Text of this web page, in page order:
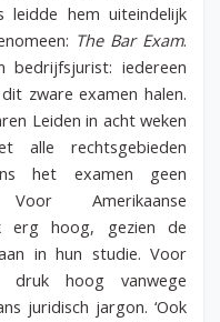
leidde hem uiteindelijk
The Bar Exam.
bedrijfsjurist: iedereen
zware examen halen.
Leiden in acht weken
alle rechtsgebieden
het examen geen
Amerikaanse
erg hoog, gezien de
in hun studie. Voor
druk hoog vanwege
juridisch jargon. ‘Ook